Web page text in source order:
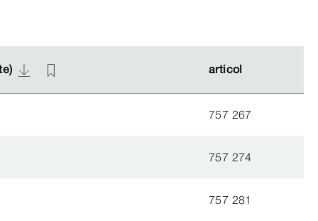
articol
articol
757 267
757 274
757 281